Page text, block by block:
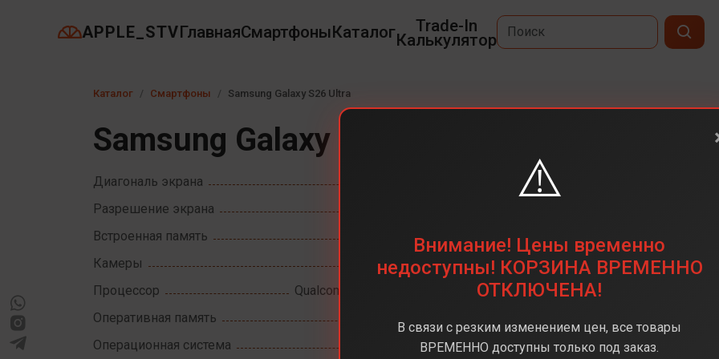
APPLE_STVГлавнаяСмартфоныКаталог Trade-In
Калькулятор
Каталог Смартфоны Samsung Galaxy S26 Ultra
Samsung Galaxy S26 Ultra
Диагональ экрана
Разрешение экрана
Встроенная память
Камеры
200+50+50+10 Мп
Процессор
Qualcomm Snapdragon 8 Elite Gen 5
Оперативная память
Операционная система
Android 16
⚠️
Внимание! Цены временно
недоступны! КОРЗИНА ВРЕМЕННО
ОТКЛЮЧЕНА!
В связи с резким изменением цен, все товары
ВРЕМЕННО доступны только под заказ.